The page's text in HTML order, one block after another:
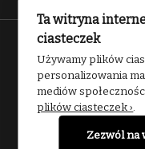
Ta witryna
ciasteczek
Używamy plików
personalizowania
mediów
plików ciasteczek ›.
Zezwól na